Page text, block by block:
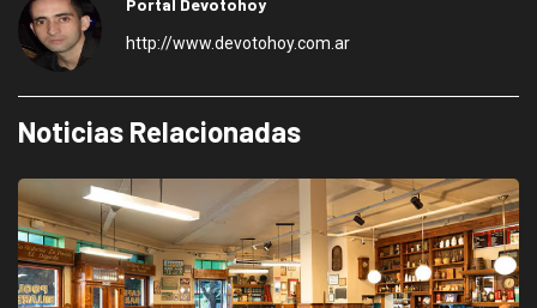
Portal Devotohoy
http://www.devotohoy.com.ar
Noticias Relacionadas